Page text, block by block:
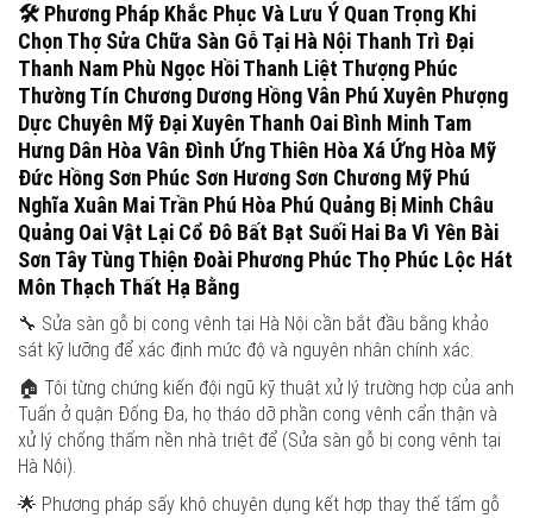
🛠️ Phương Pháp Khắc Phục Và Lưu Ý Quan Trọng Khi
Chọn Thợ Sửa Chữa Sàn Gỗ Tại Hà Nội Thanh Trì Đại
Thanh Nam Phù Ngọc Hồi Thanh Liệt Thượng Phúc
Thường Tín Chương Dương Hồng Vân Phú Xuyên Phượng
Dực Chuyên Mỹ Đại Xuyên Thanh Oai Bình Minh Tam
Hưng Dân Hòa Vân Đình Ứng Thiên Hòa Xá Ứng Hòa Mỹ
Đức Hồng Sơn Phúc Sơn Hương Sơn Chương Mỹ Phú
Nghĩa Xuân Mai Trần Phú Hòa Phú Quảng Bị Minh Châu
Quảng Oai Vật Lại Cổ Đô Bất Bạt Suối Hai Ba Vì Yên Bài
Sơn Tây Tùng Thiện Đoài Phương Phúc Thọ Phúc Lộc Hát
Môn Thạch Thất Hạ Bằng
🔧 Sửa sàn gỗ bị cong vênh tại Hà Nội cần bắt đầu bằng khảo
sát kỹ lưỡng để xác định mức độ và nguyên nhân chính xác.
🏠 Tôi từng chứng kiến đội ngũ kỹ thuật xử lý trường hợp của anh
Tuấn ở quận Đống Đa, họ tháo dỡ phần cong vênh cẩn thận và
xử lý chống thấm nền nhà triệt để (Sửa sàn gỗ bị cong vênh tại
Hà Nội).
🌟 Phương pháp sấy khô chuyên dụng kết hợp thay thế tấm gỗ